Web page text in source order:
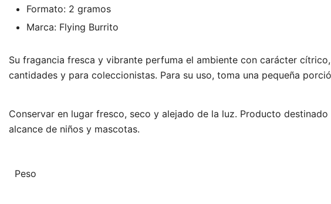
Formato: 2 gramos
Marca: Flying Burrito
Su fragancia fresca y vibrante perfuma el ambiente con carácter
cantidades y para coleccionistas. Para su uso, toma una pequeña
Conservar en lugar fresco, seco y alejado de la luz. Producto
alcance de niños y mascotas.
Peso